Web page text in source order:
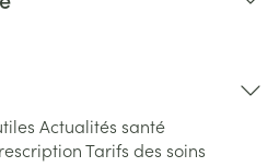
Actualités santé
Tarifs des soins